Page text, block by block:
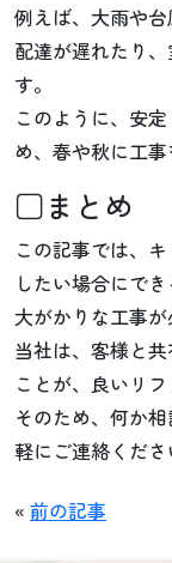
例えば、大雨や
配達が遅れたり
す。
このように、安
め、春や秋に工事
□まとめ
この記事では、
したい場合にで
大がかりな工事
当社は、客様と
ことが、良いリ
そのため、何か
軽にご連絡くださ
« 前の記事